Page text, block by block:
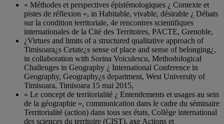
« Méthodes et perspectives épistémologiques ¿ Contexte et
pistes de réflexion », in Habitable, vivable, désirable ¿ Débats
sur la condition territoriale, 4e rencontres scientifiques
internationales de la Cité des Territoires, PACTE, Grenoble,
¿Virtues and limits of a structured qualitative approach of
Timisoara¿s Cetate¿s sense of place and sense of belonging¿,
in collaboration with Sorina Voiculescu, Methodological
Challenges in Geography ¿ International Conference in
Geography, Geography¿s department, West University of
Timisoara, Timisoara 15 mai 2015,
« Le concept de territorialité ¿ Entendements et usages au sein
de la géographie », communication dans le cadre du séminaire
Territorialité (action) dans tous ses états, Collège international
des sciences du territoire (CIST), axe Actions et